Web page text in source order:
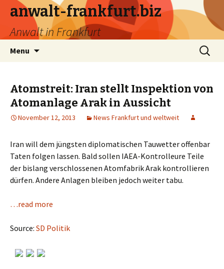
anwalt-frankfurt.biz
Anwalt in Frankfurt
Menu
Search
for:
Atomstreit: Iran stellt Inspektion von
Atomanlage Arak in Aussicht
November 12, 2013 News Frankfurt und weltweit
Iran will dem jüngsten diplomatischen Tauwetter offenbar
Taten folgen lassen. Bald sollen IAEA-Kontrolleure Teile
der bislang verschlossenen Atomfabrik Arak kontrollieren
dürfen. Andere Anlagen bleiben jedoch weiter tabu.
…read more
Source: SD Politik